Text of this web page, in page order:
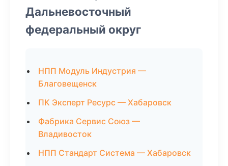
Дальневосточный
федеральный округ
НПП Модуль Индустрия —
Благовещенск
ПК Эксперт Ресурс — Хабаровск
Фабрика Сервис Союз —
Владивосток
НПП Стандарт Система — Хабаровск